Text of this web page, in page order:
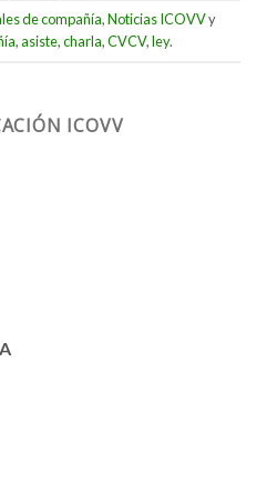
de compañía,Noticias ICOVVy
,asiste,charla,CVCV,ley.
ICOVV